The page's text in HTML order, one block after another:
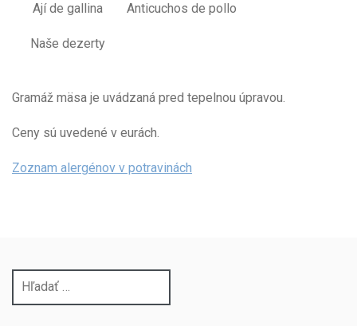
Ají de gallina Anticuchos de pollo
Naše dezerty
Gramáž mäsa je uvádzaná pred tepelnou úpravou.
Ceny sú uvedené v eurách.
Zoznam alergénov v potravinách
Hľadať: